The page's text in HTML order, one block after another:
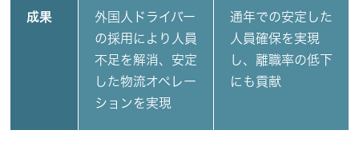
成果
外国人ドライバー
の採用により人員
不足を解消、安定
した物流オペレー
ションを実現
通年での安定した
人員確保を実現
し、離職率の低下
にも貢献